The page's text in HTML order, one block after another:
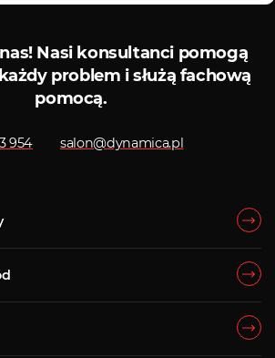
Nasi konsultanci pomogą
problem i służą fachową
pomocą.
954 salon@dynamica.pl